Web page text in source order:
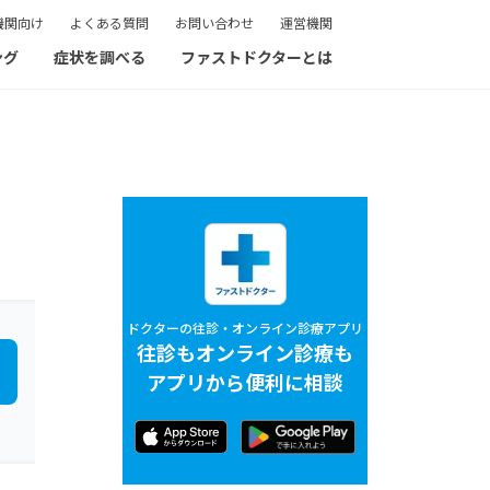
関向け よくある質問 お問い合わせ 運営機関
症状を調べる ファストドクターとは
ドクターの往診・オンライン診療アプリ
往診もオンライン診療も
アプリから便利に相談